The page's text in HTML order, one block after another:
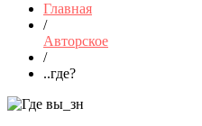
Главная
/
Авторское
/
..где?